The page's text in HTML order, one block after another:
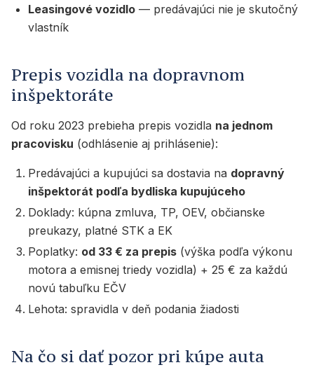
Leasingové vozidlo — predávajúci nie je skutočný
vlastník
Prepis vozidla na dopravnom
inšpektoráte
Od roku 2023 prebieha prepis vozidla na jednom
pracovisku (odhlásenie aj prihlásenie):
Predávajúci a kupujúci sa dostavia na dopravný
inšpektorát podľa bydliska kupujúceho
Doklady: kúpna zmluva, TP, OEV, občianske
preukazy, platné STK a EK
Poplatky: od 33 € za prepis (výška podľa výkonu
motora a emisnej triedy vozidla) + 25 € za každú
novú tabuľku EČV
Lehota: spravidla v deň podania žiadosti
Na čo si dať pozor pri kúpe auta